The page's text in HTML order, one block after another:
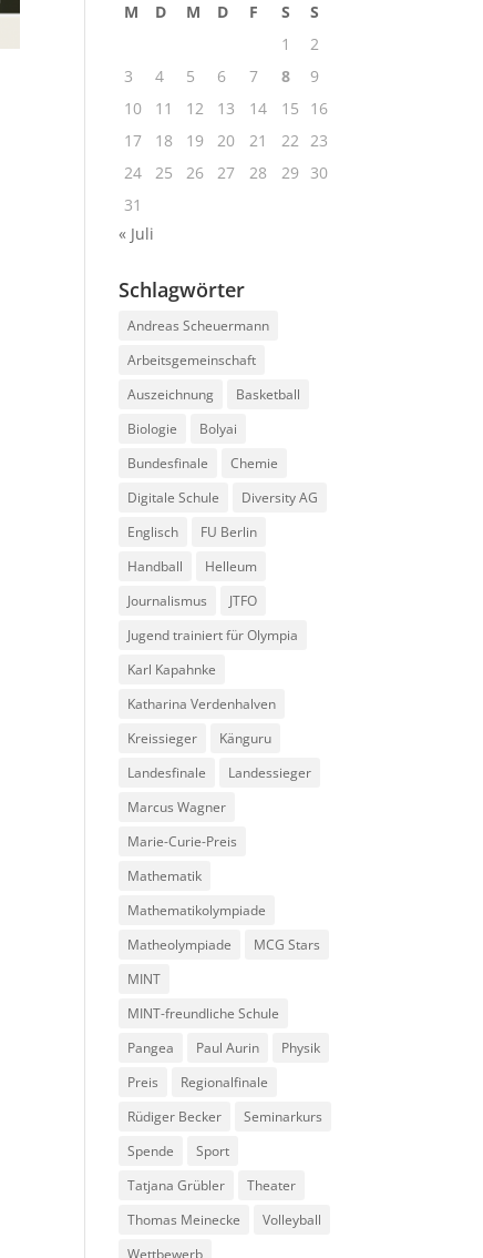
M D M D F S
S
1
2
3
4 5 6 7 8
9
10
11 12 13 14 15
16
17
18 19 20 21 22 23
24
25 26 27 28 29
30
31
« Juli
Schlagwörter
Andreas Scheuermann
Arbeitsgemeinschaft
Auszeichnung
Basketball
Biologie
Bolyai
Bundesfinale
Chemie
Digitale Schule
Diversity AG
Englisch
FU Berlin
Handball
Helleum
Journalismus
JTFO
Jugend trainiert für Olympia
Karl Kapahnke
Katharina Verdenhalven
Kreissieger
Känguru
Landesfinale
Landessieger
Marcus Wagner
Marie-Curie-Preis
Mathematik
Mathematikolympiade
Matheolympiade
MCG Stars
MINT
MINT-freundliche Schule
Pangea
Paul Aurin
Physik
Preis
Regionalfinale
Rüdiger Becker
Seminarkurs
Spende
Sport
Tatjana Grübler
Theater
Thomas Meinecke
Volleyball
Wettbewerb